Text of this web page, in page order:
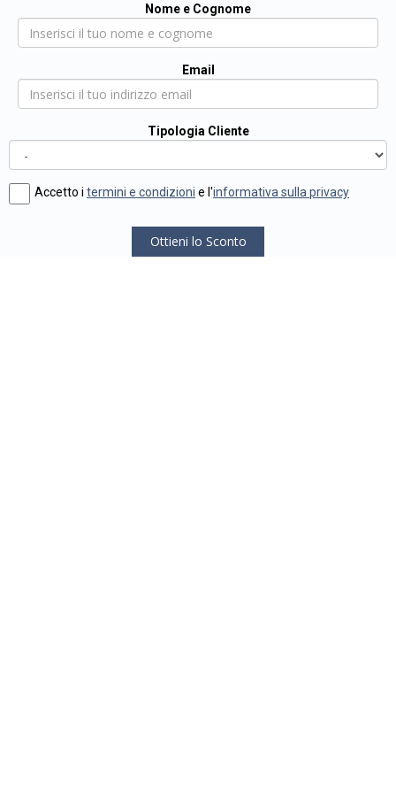
Nome e Cognome
Email
Tipologia Cliente
Accetto i termini e condizioni e l'informativa sulla privacy
Ottieni lo Sconto